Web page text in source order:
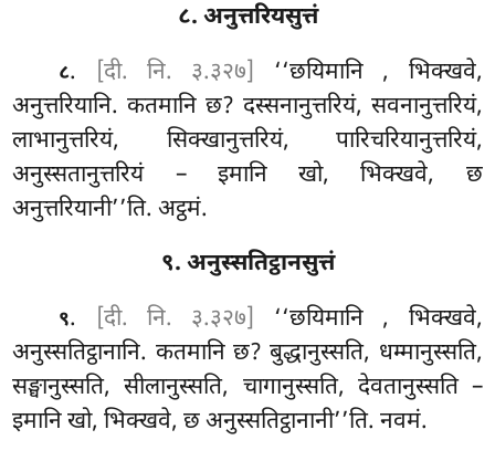
८. अनुत्तरियसुत्तं
८. [दी. नि. ३.३२७] ‘‘छयिमानि , भिक्खवे,
अनुत्तरियानि. कतमानि छ? दस्सनानुत्तरियं, सवनानुत्तरियं,
लाभानुत्तरियं, सिक्खानुत्तरियं, पारिचरियानुत्तरियं,
अनुस्सतानुत्तरियं – इमानि खो, भिक्खवे, छ
अनुत्तरियानी’’ति. अट्ठमं.
९. अनुस्सतिट्ठानसुत्तं
९. [दी. नि. ३.३२७] ‘‘छयिमानि , भिक्खवे,
अनुस्सतिट्ठानानि. कतमानि छ? बुद्धानुस्सति, धम्मानुस्सति,
सङ्घानुस्सति, सीलानुस्सति, चागानुस्सति, देवतानुस्सति –
इमानि खो, भिक्खवे, छ अनुस्सतिट्ठानानी’’ति. नवमं.